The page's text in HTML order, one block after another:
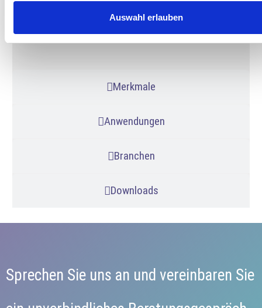
Auswahl erlauben
Merkmale
Anwendungen
Branchen
Downloads
Sprechen Sie uns an und vereinbaren Sie